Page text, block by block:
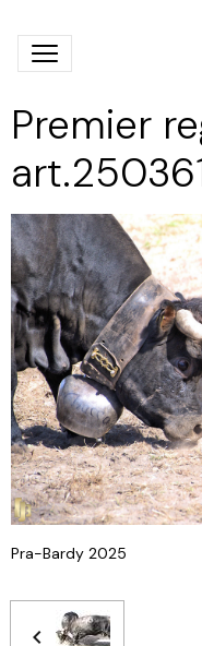
Premier
Pra-Bardy 2025